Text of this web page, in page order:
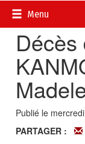
Menu
Accueil>
Publié le
PARTAGER :